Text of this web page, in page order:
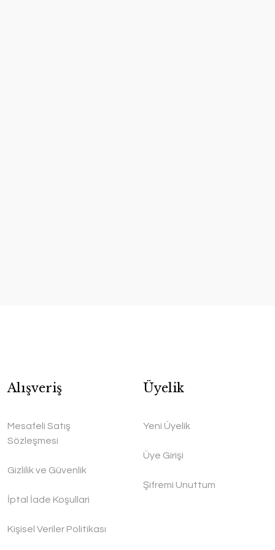
Alışveriş
Mesafeli Satış
Sözleşmesi
Gizlilik ve Güvenlik
İptal İade Koşullari
Kişisel Veriler Politikası
Üyelik
Yeni Üyelik
Üye Girişi
Şifremi Unuttum